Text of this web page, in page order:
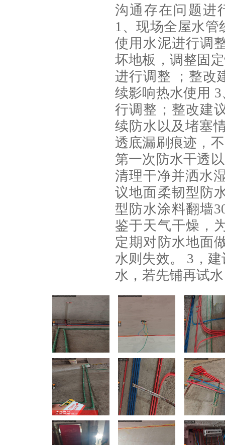
沟通存在问题进
1、现场全屋水
使用水泥进行调
坏地板，调整固
进行调整 ；整改
续影响热水使用
行调整；整改建
续防水以及堵塞
透底漏刷痕迹，
第一次防水干透
清理干净并洒水
议地面柔韧型防
型防水涂料翻墙
鉴于天气干燥，
定期对防水地面
水则失效。 3，
水，若先铺再试